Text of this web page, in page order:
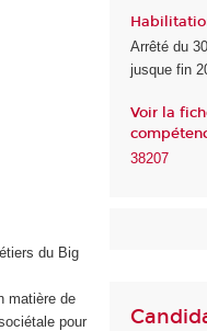
du Big
matière de
pour
Arrêté du
jusque fin
Voir la
38207